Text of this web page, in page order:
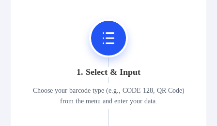
1. Select & Input
Choose your barcode type (e.g., CODE 128, QR Code)
from the menu and enter your data.